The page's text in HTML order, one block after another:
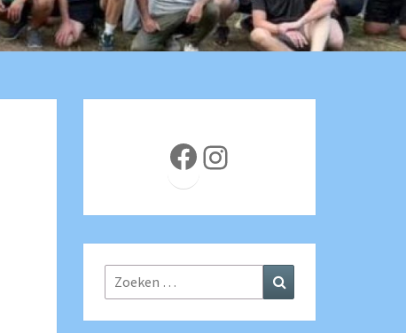
Facebook
Instagram
Zoeken
naar: